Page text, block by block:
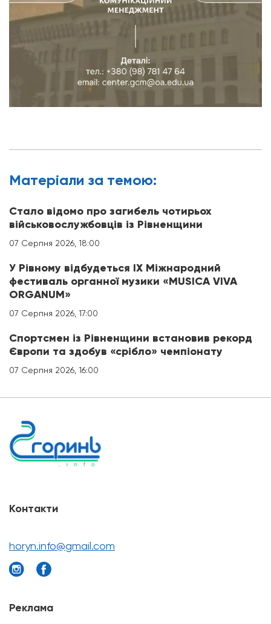
Матерiали за темою:
Стало відомо про загибель чотирьох
військовослужбовців із Рівненщини
07 Серпня 2026, 18:00
У Рівному відбудеться IX Міжнародний
фестиваль органної музики «MUSICA VIVA
ORGANUM»
07 Серпня 2026, 17:00
Спортсмен із Рівненщини встановив рекорд
Європи та здобув «срібло» чемпіонату
07 Серпня 2026, 16:00
Контакти
horyn.info@gmail.com
Реклама